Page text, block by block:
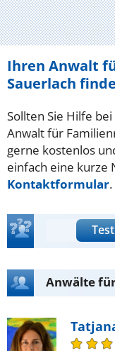
Ihren Anwalt
Sauerlach
Sollten Sie Hilfe
Anwalt für
gerne kostenlos
einfach eine kurze
Kontaktformular.
Anwälte